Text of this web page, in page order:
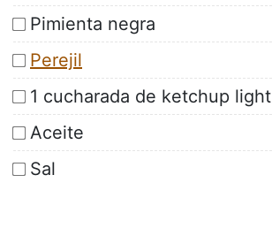
Pimienta negra
Perejil
1 cucharada de ketchup light
Aceite
Sal